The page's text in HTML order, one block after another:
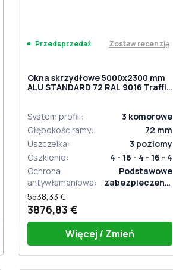
Przedsprzedaż Zostaw recenzję
Okna skrzydłowe 5000x2300 mm
ALU STANDARD 72 RAL 9016 Traffic
System profili: 3 komorowe
Głębokość ramy: 72 mm
Uszczelka: 3 poziomy
Oszklenie:
4 - 16 - 4 - 16 - 4
Ochrona
antywłamaniowa:
Podstawowe
zabezpieczenie
5538,33 €
3876,83 €
Więcej / Zmień